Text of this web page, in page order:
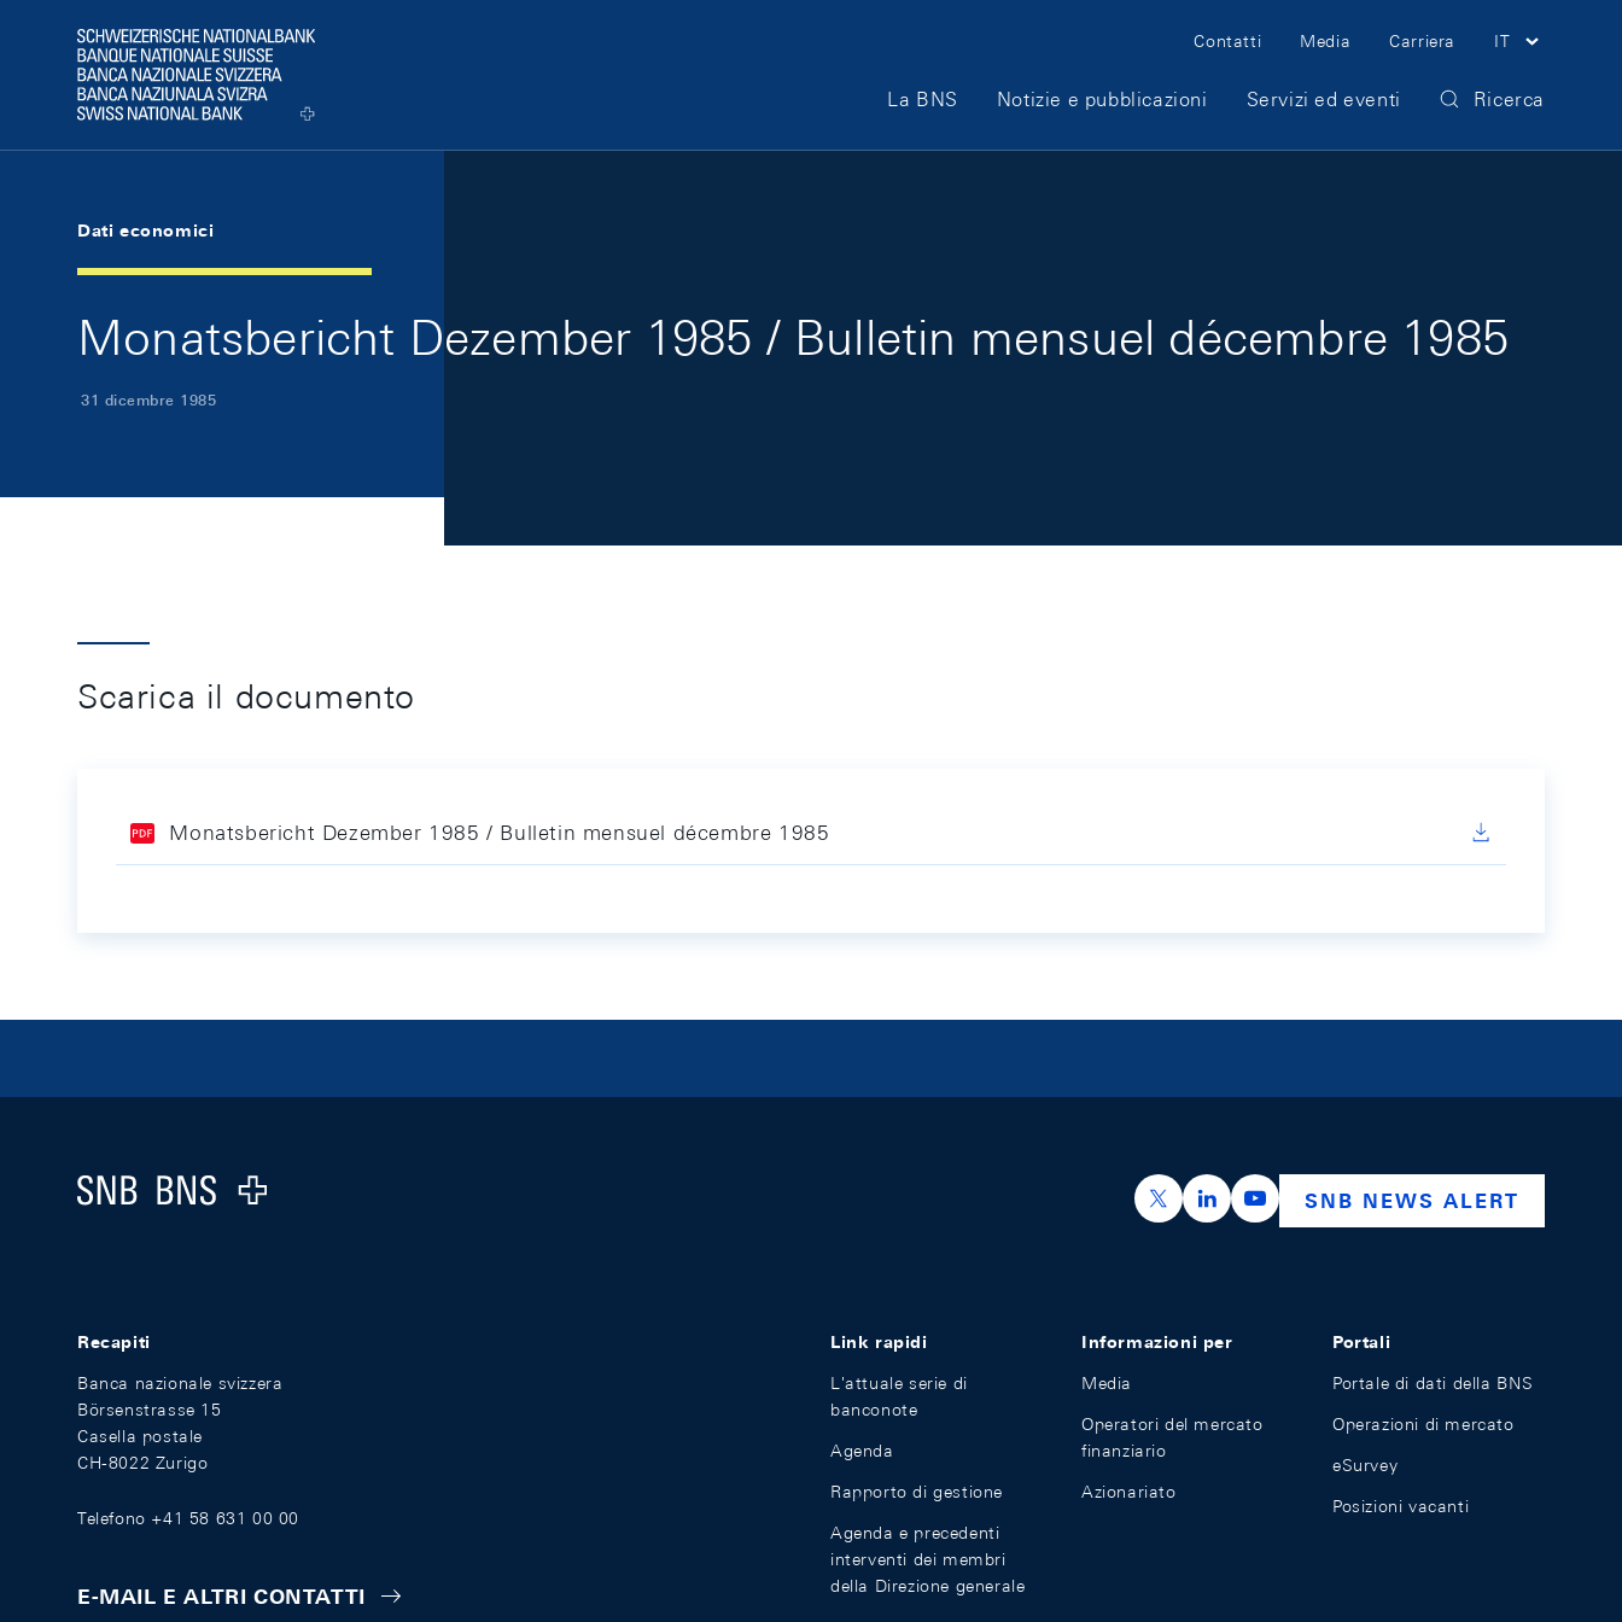
Logo
Meta Navigation
Contatti Media Carriera IT
Main Navigation
La BNS Notizie e pubblicazioni Servizi ed eventi Ricerca
Dati economici
Monatsbericht Dezember 1985 / Bulletin mensuel décembre 1985
31 dicembre 1985
Scarica il documento
Monatsbericht Dezember 1985 / Bulletin mensuel décembre 1985
Logo
https://x.com/snb_bns
https://ch.linkedin.com/company/swiss-
https://www.youtube.com/
SNB NEWS ALERT
Recapiti
Banca nazionale svizzera
Börsenstrasse 15
Casella postale
CH-8022 Zurigo
Telefono +41 58 631 00 00
E-MAIL E ALTRI CONTATTI
Link rapidi
L'attuale serie di
banconote
Agenda
Rapporto di gestione
Agenda e precedenti
interventi dei membri
della Direzione generale
Informazioni per
Media
Operatori del mercato
finanziario
Azionariato
Portali
Portale di dati della BNS
Operazioni di mercato
eSurvey
Posizioni vacanti